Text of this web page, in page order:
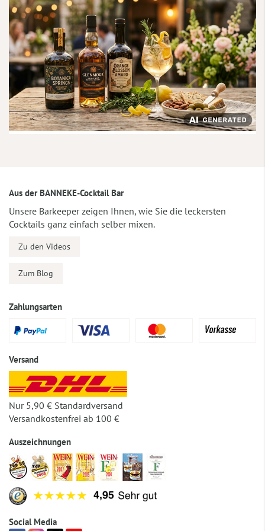
Aus der BANNEKE-Cocktail Bar
Unsere Barkeeper zeigen Ihnen, wie Sie die leckersten
Cocktails ganz einfach selber mixen.
Zu den Videos
Zum Blog
Zahlungsarten
Versand
Nur 5,90 € Standardversand
Versandkostenfrei ab 100 €
Auszeichnungen
Social Media